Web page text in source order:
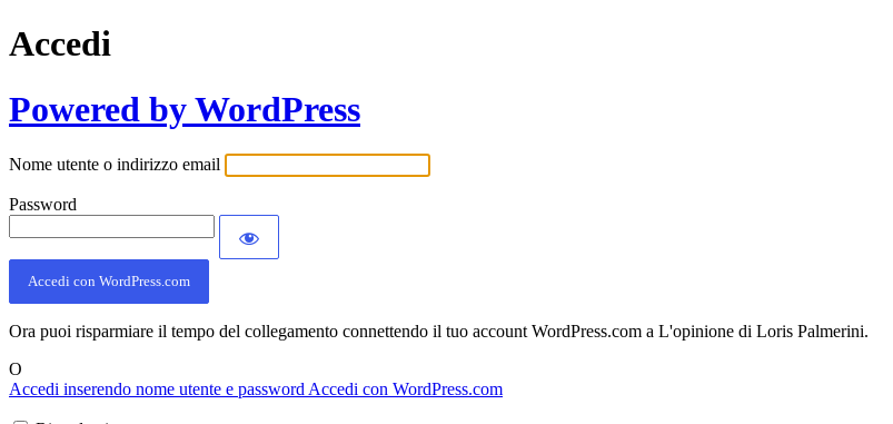
Accedi
Powered by WordPress
Nome utente o indirizzo email
Password
Accedi con WordPress.com
Ora puoi risparmiare il tempo del collegamento connettendo il tuo account WordPress.com a L'opinione di Loris Palmerini.
O
Accedi inserendo nome utente e password Accedi con WordPress.com